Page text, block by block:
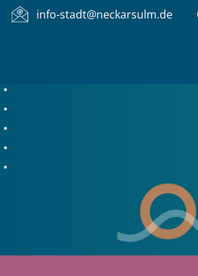
info-stadt@neckarsulm.de